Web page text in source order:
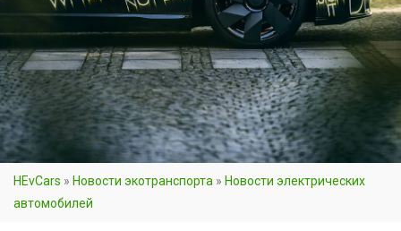
HEvCars » Новости экотранспорта » Новости электрических
автомобилей